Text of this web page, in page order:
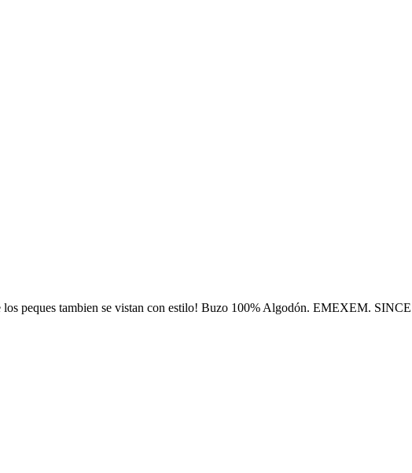
peques tambien se vistan con estilo! Buzo 100% Algodón. EMEXEM.